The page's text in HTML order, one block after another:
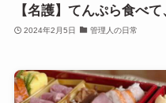
【名護】てんぷら食べ
2024年2月5日 管理人の日常